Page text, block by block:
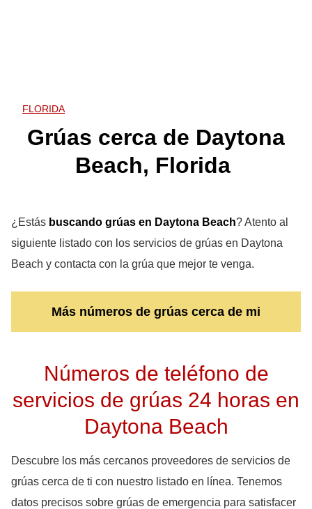
FLORIDA
Grúas cerca de Daytona
Beach, Florida
¿Estás buscando grúas en Daytona Beach? Atento al
siguiente listado con los servicios de grúas en Daytona
Beach y contacta con la grúa que mejor te venga.
Más números de grúas cerca de mi
Números de teléfono de
servicios de grúas 24 horas en
Daytona Beach
Descubre los más cercanos proveedores de servicios de
grúas cerca de ti con nuestro listado en línea. Tenemos
datos precisos sobre grúas de emergencia para satisfacer